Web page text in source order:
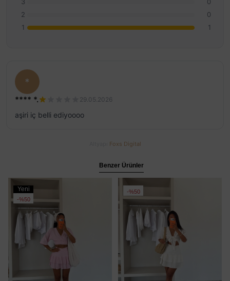
3
0
2
0
1
1
*
**** *. 29.05.2026
aşiri iç belli ediyoooo
Foxs Digital
Benzer Ürünler
Yeni
Ürün
%50
%50